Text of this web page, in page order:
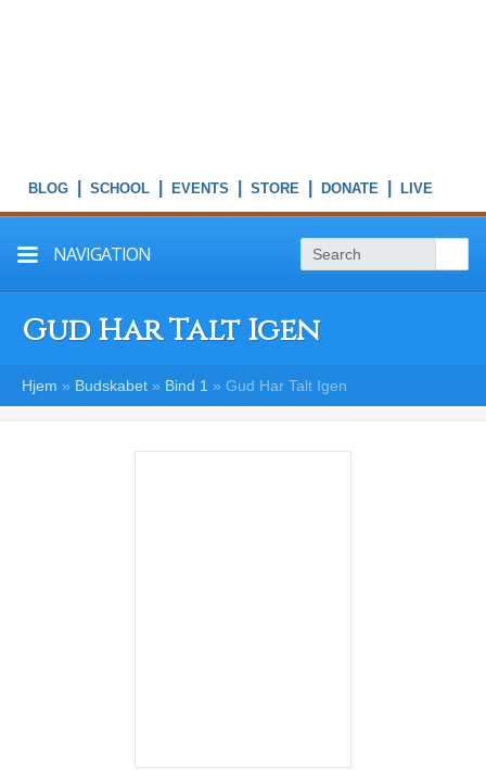
NAVIGATION
Gud Har Talt Igen
Hjem » Budskabet » Bind 1 » Gud Har Talt Igen